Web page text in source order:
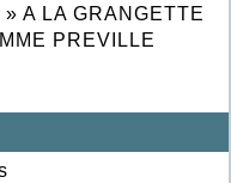
A LA GRANGETTE
PREVILLE